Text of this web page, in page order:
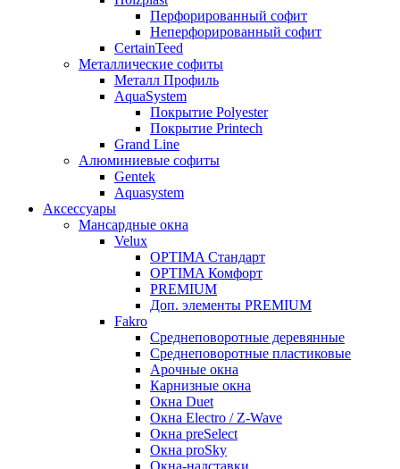
Перфорированный софит
Неперфорированный софит
CertainTeed
Металлические софиты
Металл Профиль
AquaSystem
Покрытие Polyester
Покрытие Printech
Grand Line
Алюминиевые софиты
Gentek
Aquasystem
Аксессуары
Мансардные окна
Velux
OPTIMA Стандарт
OPTIMA Комфорт
PREMIUM
Доп. элементы PREMIUM
Fakro
Cреднеповоротные деревянные
Cреднеповоротные пластиковые
Арочные окна
Карнизные окна
Окна Duet
Окна Electro / Z-Wave
Окна preSelect
Окна proSky